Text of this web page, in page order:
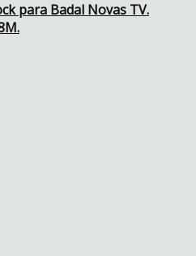
para Badal Novas TV.